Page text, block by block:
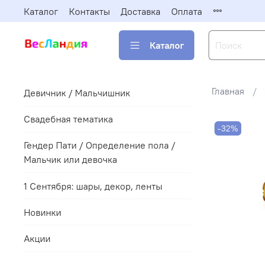
Каталог Контакты Доставка Оплата
Каталог
Главная
-32%
Девичник / Мальчишник
Свадебная тематика
Гендер Пати / Определение пола /
Мальчик или девочка
1 Сентября: шары, декор, ленты
Новинки
Акции